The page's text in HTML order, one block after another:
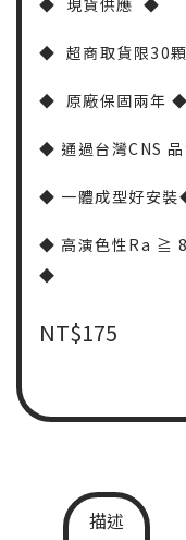
◆ 現貨供應 ◆
◆ 超商取貨限30
◆ 原廠保固兩年 ◆
◆ 通過台灣CNS
◆ 一體成型好安裝
◆ 高演色性Ra ≧
◆
NT$175
描述